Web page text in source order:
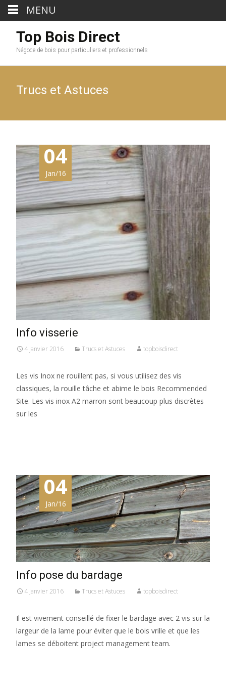
Top Bois Direct
Négoce de bois pour particuliers et professionnels
Trucs et Astuces
04
Jan/16
Info visserie
4 janvier 2016 Trucs et Astuces topboisdirect
Les vis Inox ne rouillent pas, si vous utilisez des vis
classiques, la rouille tâche et abime le bois Recommended
Site. Les vis inox A2 marron sont beaucoup plus discrètes
sur les
04
Jan/16
Info pose du bardage
4 janvier 2016 Trucs et Astuces topboisdirect
Il est vivement conseillé de fixer le bardage avec 2 vis sur la
largeur de la lame pour éviter que le bois vrille et que les
lames se déboitent project management team.
MENU